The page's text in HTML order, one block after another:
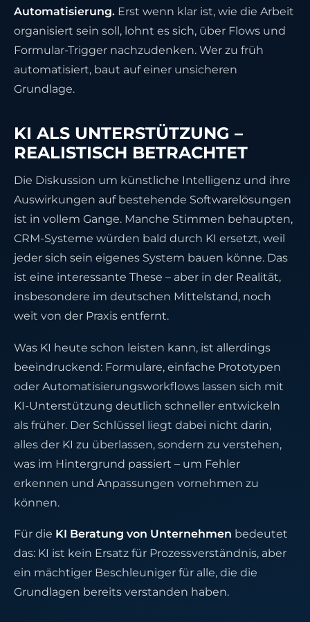
Automatisierung. Erst wenn klar ist, wie die Arbeit
organisiert sein soll, lohnt es sich, über Flows und
Formular-Trigger nachzudenken. Wer zu früh
automatisiert, baut auf einer unsicheren
Grundlage.
KI ALS UNTERSTÜTZUNG –
REALISTISCH BETRACHTET
Die Diskussion um künstliche Intelligenz und ihre
Auswirkungen auf bestehende Softwarelösungen
ist in vollem Gange. Manche Stimmen behaupten,
CRM-Systeme würden bald durch KI ersetzt, weil
jeder sich sein eigenes System bauen könne. Das
ist eine interessante These – aber in der Realität,
insbesondere im deutschen Mittelstand, noch
weit von der Praxis entfernt.
Was KI heute schon leisten kann, ist allerdings
beeindruckend: Formulare, einfache Prototypen
oder Automatisierungsworkflows lassen sich mit
KI-Unterstützung deutlich schneller entwickeln
als früher. Der Schlüssel liegt dabei nicht darin,
alles der KI zu überlassen, sondern zu verstehen,
was im Hintergrund passiert – um Fehler
erkennen und Anpassungen vornehmen zu
können.
Für die KI Beratung von Unternehmen bedeutet
das: KI ist kein Ersatz für Prozessverständnis, aber
ein mächtiger Beschleuniger für alle, die die
Grundlagen bereits verstanden haben.